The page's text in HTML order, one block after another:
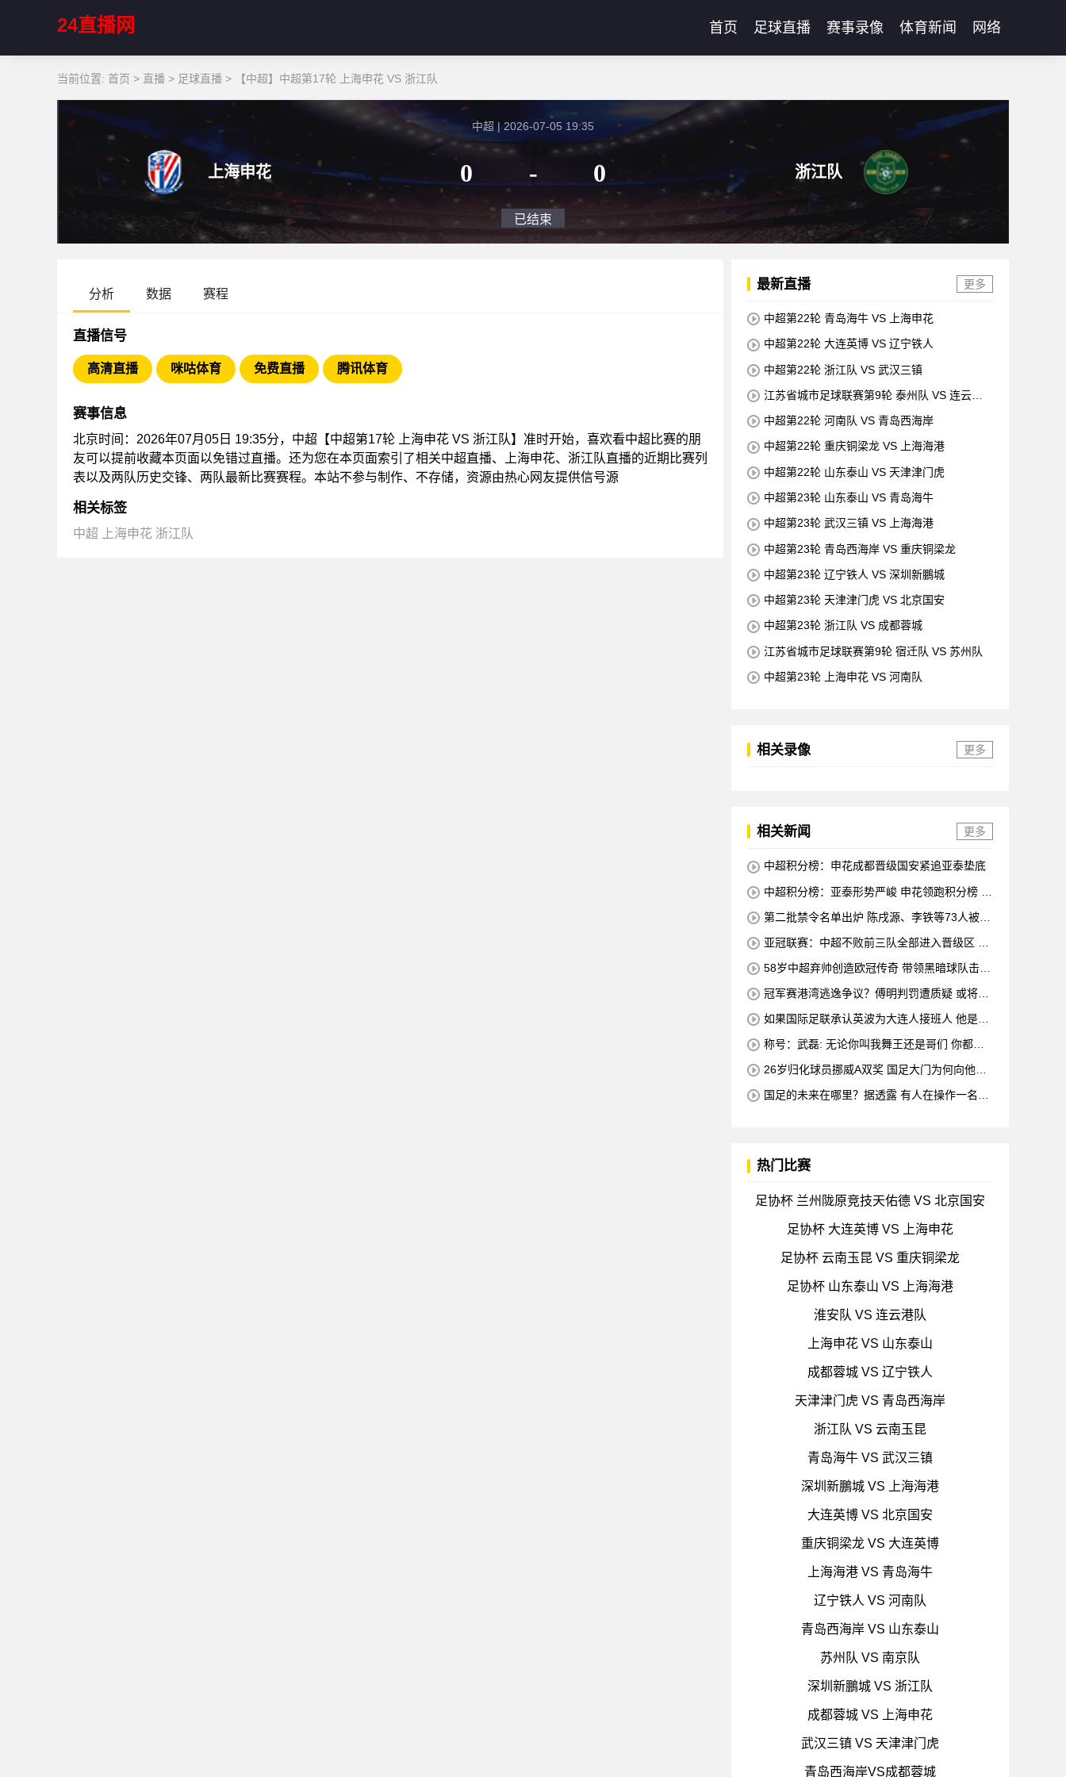
24直播网 首页 足球直播 赛事录像 体育新闻 网络
当前位置: 首页 > 直播 > 足球直播 > 【中超】中超第17轮 上海申花 VS 浙江队
上海申花
中超 | 2026-07-05 19:35
0 - 0
已结束
浙江队
分析 数据 赛程
直播信号
高清直播 咪咕体育 免费直播 腾讯体育
赛事信息
北京时间：2026年07月05日 19:35分，中超【中超第17轮 上海申花 VS 浙江队】准时开始，喜欢看中超比赛的朋
友可以提前收藏本页面以免错过直播。还为您在本页面索引了相关中超直播、上海申花、浙江队直播的近期比赛列
表以及两队历史交锋、两队最新比赛赛程。本站不参与制作、不存储，资源由热心网友提供信号源
相关标签
中超 上海申花 浙江队
最新直播 更多
中超第22轮 青岛海牛 VS 上海申花
中超第22轮 大连英博 VS 辽宁铁人
中超第22轮 浙江队 VS 武汉三镇
江苏省城市足球联赛第9轮 泰州队 VS 连云港
中超第22轮 河南队 VS 青岛西海岸
中超第22轮 重庆铜梁龙 VS 上海海港
中超第22轮 山东泰山 VS 天津津门虎
中超第23轮 山东泰山 VS 青岛海牛
中超第23轮 武汉三镇 VS 上海海港
中超第23轮 青岛西海岸 VS 重庆铜梁龙
中超第23轮 辽宁铁人 VS 深圳新鵬城
中超第23轮 天津津门虎 VS 北京国安
中超第23轮 浙江队 VS 成都蓉城
江苏省城市足球联赛第9轮 宿迁队 VS 苏州队
中超第23轮 上海申花 VS 河南队
相关录像 更多
相关新闻 更多
中超积分榜：申花成都晋级国安紧追亚泰垫底
中超积分榜：亚泰形势严峻 申花领跑积分榜 三
第二批禁令名单出炉 陈戌源、李铁等73人被终
亚冠联赛：中超不败前三队全部进入晋级区 申
58岁中超弃帅创造欧冠传奇 带领黑暗球队击败
冠军赛港湾逃逸争议？傅明判罚遭质疑 或将改
如果国际足联承认英波为大连人接班人 他是否
称号：武磊: 无论你叫我舞王还是哥们 你都会
26岁归化球员挪威A双奖 国足大门为何向他关
国足的未来在哪里？据透露 有人在操作一名归
热门比赛
足协杯 兰州陇原竞技天佑德 VS 北京国安
足协杯 大连英博 VS 上海申花
足协杯 云南玉昆 VS 重庆铜梁龙
足协杯 山东泰山 VS 上海海港
淮安队 VS 连云港队
上海申花 VS 山东泰山
成都蓉城 VS 辽宁铁人
天津津门虎 VS 青岛西海岸
浙江队 VS 云南玉昆
青岛海牛 VS 武汉三镇
深圳新鵬城 VS 上海海港
大连英博 VS 北京国安
重庆铜梁龙 VS 大连英博
上海海港 VS 青岛海牛
辽宁铁人 VS 河南队
青岛西海岸 VS 山东泰山
苏州队 VS 南京队
深圳新鵬城 VS 浙江队
成都蓉城 VS 上海申花
武汉三镇 VS 天津津门虎
青岛西海岸VS成都蓉城